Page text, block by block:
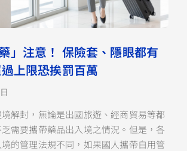
」注意！ 保險套、隱眼都有
上限恐挨罰百萬
解封，無論是出國旅遊、經商貿易等都
需要攜帶藥品出入境之情況。但是，各
的管理法規不同，如果國人攜帶自用管